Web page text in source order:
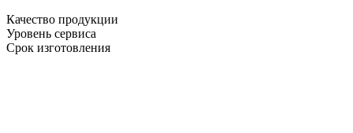
Качество продукции
Уровень сервиса
Срок изготовления